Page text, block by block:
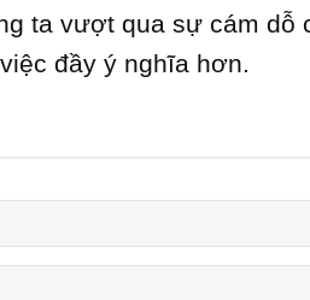
ta vượt qua sự cám dỗ
đầy ý nghĩa hơn.